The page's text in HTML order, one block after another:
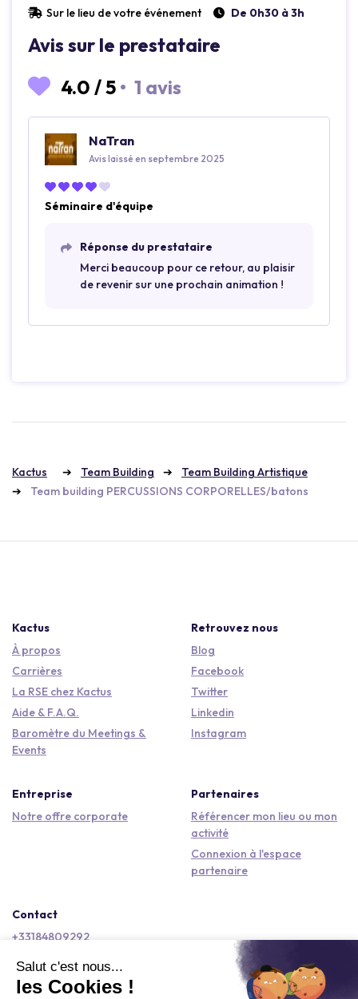
Sur le lieu de votre événement
De 0h30 à 3h
Avis sur le prestataire
4.0 /5 • 1 avis
NaTran
Avis laissé en septembre 2025
Séminaire d'équipe
Réponse du prestataire
Merci beaucoup pour ce retour, au plaisir
de revenir sur une prochain animation !
Kactus Team Building
Team Building Artistique
Team building PERCUSSIONS CORPORELLES/batons
Kactus
À propos
Carrières
La RSE chez Kactus
Aide & F.A.Q.
Baromètre du Meetings &
Events
Retrouvez nous
Blog
Facebook
Twitter
Linkedin
Instagram
Entreprise
Notre offre corporate
Partenaires
Référencer mon lieu ou mon
activité
Connexion à l'espace
partenaire
Contact
+33184809292